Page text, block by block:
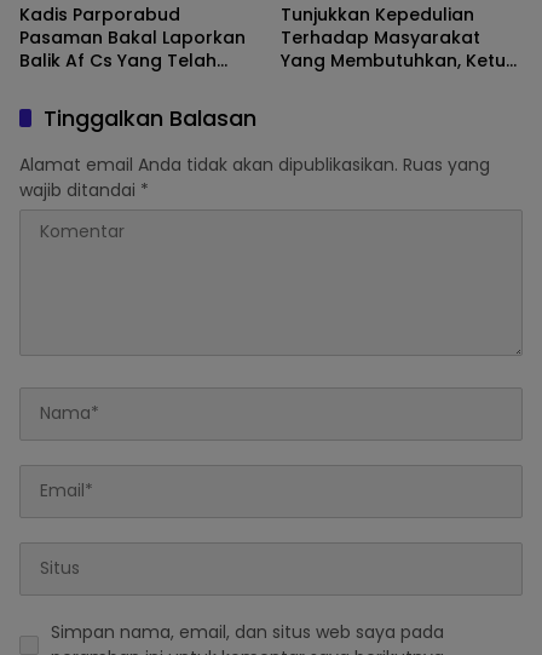
Kadis Parporabud
Pasaman Bakal Laporkan
Balik Af Cs Yang Telah
Melaporkannya
Tunjukkan Kepedulian
Terhadap Masyarakat
Yang Membutuhkan, Ketua
Tinggalkan Balasan
Alamat email Anda tidak akan dipublikasikan. Ruas yang
wajib ditandai *
Simpan nama, email, dan situs web saya pada